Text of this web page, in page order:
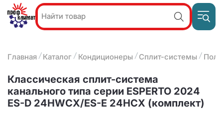
Акции и
О компании
Наши услуги
Оплата и доставка
Контакты
8
93-63
Главная Каталог Кондиционеры Сплит-системы
Классическая сплит-система
канального типа серии ESPERTO 2024
ES-D 24HWCX/ES-E 24HСX (комплект)